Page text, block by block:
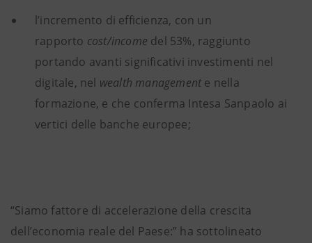
l’incremento di efficienza, con un
rapporto cost/income del 53%, raggiunto
portando avanti significativi investimenti nel
digitale, nel wealth managemente nella
formazione, e che conferma Intesa Sanpaolo ai
vertici delle banche europee;
“Siamo fattore di accelerazione della crescita
dell’economia reale del Paese:” ha sottolineato